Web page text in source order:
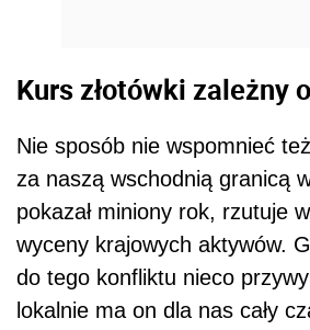
Kurs złotówki zależny
Nie sposób nie wspomnieć
za naszą wschodnią granicą
pokazał miniony rok, rzutuje
wyceny krajowych aktywów.
do tego konfliktu nieco
lokalnie ma on dla nas cały